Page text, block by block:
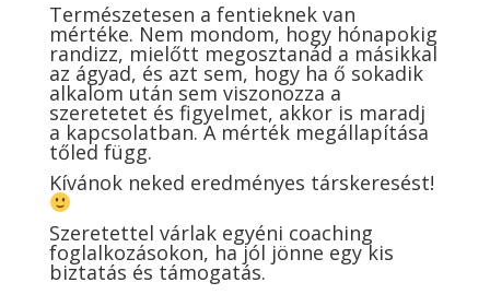
Természetesen a fentieknek van
mértéke. Nem mondom, hogy hónapokig
randizz, mielőtt megosztanád a másikkal
az ágyad, és azt sem, hogy ha ő sokadik
alkalom után sem viszonozza a
szeretetet és figyelmet, akkor is maradj
a kapcsolatban. A mérték megállapítása
tőled függ.
Kívánok neked eredményes társkeresést!
Szeretettel várlak egyéni coaching
foglalkozásokon, ha jól jönne egy kis
biztatás és támogatás.